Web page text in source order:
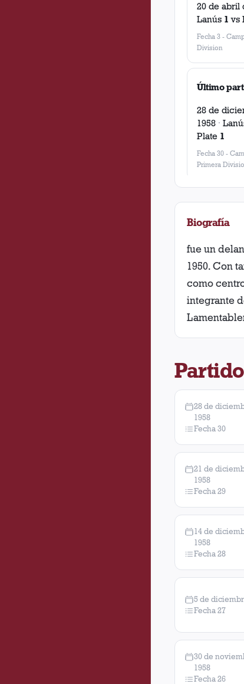
20 de abril
Lanús 1 vs
Fecha 3 -
Division
Último
28 de
1958 ·
Plate 1
Fecha 30 -
Primera
Biografía
fue un
1950. Con
como
integrante
28 de
1958
Fecha 30
21 de
1958
Fecha 29
14 de
1958
Fecha 28
5 de
Fecha 27
30 de
1958
Fecha 26